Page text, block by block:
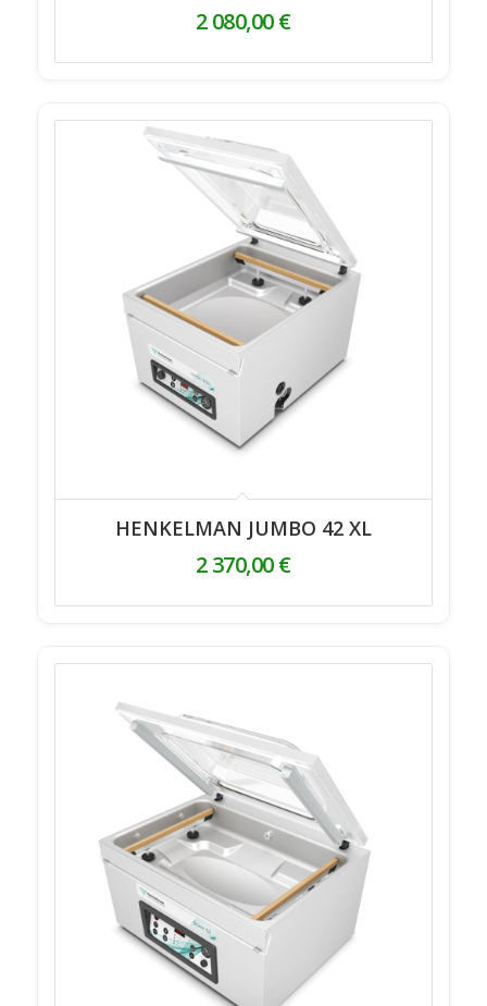
2 080,00€
HENKELMAN JUMBO 42 XL
2 370,00€